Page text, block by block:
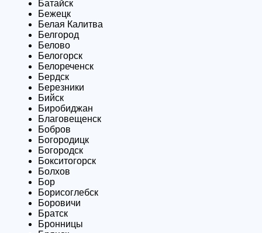
Батайск
Бежецк
Белая Калитва
Белгород
Белово
Белогорск
Белореченск
Бердск
Березники
Бийск
Биробиджан
Благовещенск
Бобров
Богородицк
Богородск
Бокситогорск
Болхов
Бор
Борисоглебск
Боровичи
Братск
Бронницы